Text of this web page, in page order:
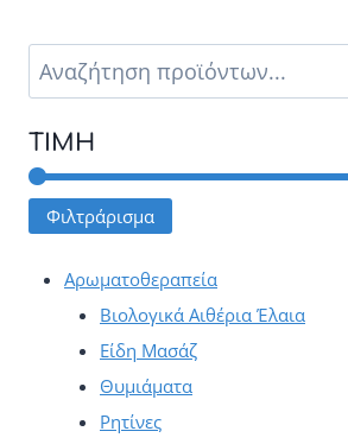
ΤΙΜΉ
Φιλτράρισμα
Αρωματοθεραπεία
Βιολογικά Αιθέρια Έλαια
Είδη Μασάζ
Θυμιάματα
Ρητίνες